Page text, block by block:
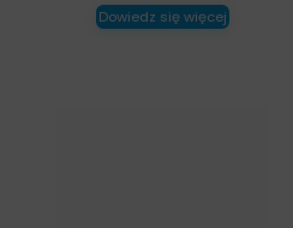
Dowiedz się więcej